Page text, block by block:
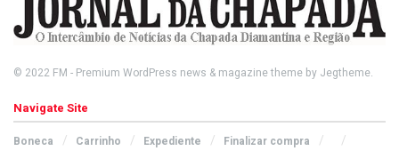
© 2022 FM - Premium WordPress news & magazine theme by Jegtheme.
Navigate Site
Boneca Carrinho Expediente Finalizar compra